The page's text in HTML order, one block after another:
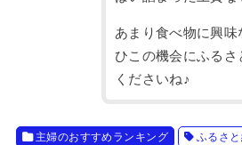
あまり食べ物に興
ひこの機会にふるさ
くださいね♪
主婦のおすすめランキング ふるさ